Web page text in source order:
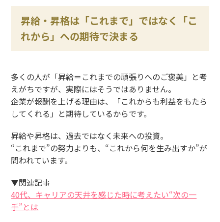
昇給・昇格は「これまで」ではなく「こ
れから」への期待で決まる
多くの人が「昇給＝これまでの頑張りへのご褒美」と考
えがちですが、実際にはそうではありません。
企業が報酬を上げる理由は、「これからも利益をもたら
してくれる」と期待しているからです。
昇給や昇格は、過去ではなく未来への投資。
“これまで”の努力よりも、 “これから何を生み出すか”が
問われています。
▼関連記事
40代、キャリアの天井を感じた時に考えたい“次の一
手”とは